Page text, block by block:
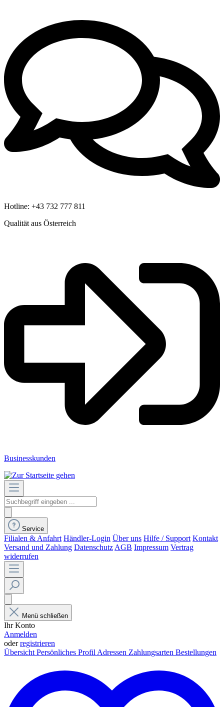
Hotline: +43 732 777 811
Qualität aus Österreich
Businesskunden
Service
Filialen & Anfahrt Händler-Login Über uns Hilfe / Support Kontakt
Versand und Zahlung Datenschutz AGB Impressum Vertrag
widerrufen
Menü schließen
Ihr Konto
Anmelden
oderregistrieren
Übersicht Persönliches Profil Adressen Zahlungsarten Bestellungen